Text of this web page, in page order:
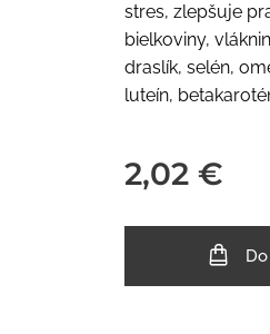
stres, zlepšuje
bielkoviny,
draslík, selén,
luteín,
2,02 €